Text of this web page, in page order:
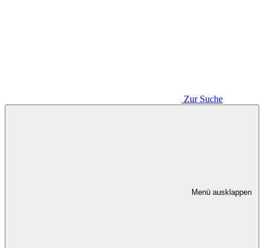
Zur Suche
Menü ausklappen